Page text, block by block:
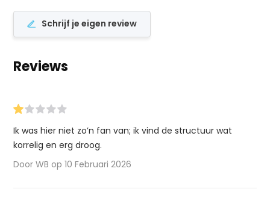
Schrijf je eigen review
Reviews
Ik was hier niet zo’n fan van; ik vind de structuur wat
korrelig en erg droog.
Door WB op 10 Februari 2026